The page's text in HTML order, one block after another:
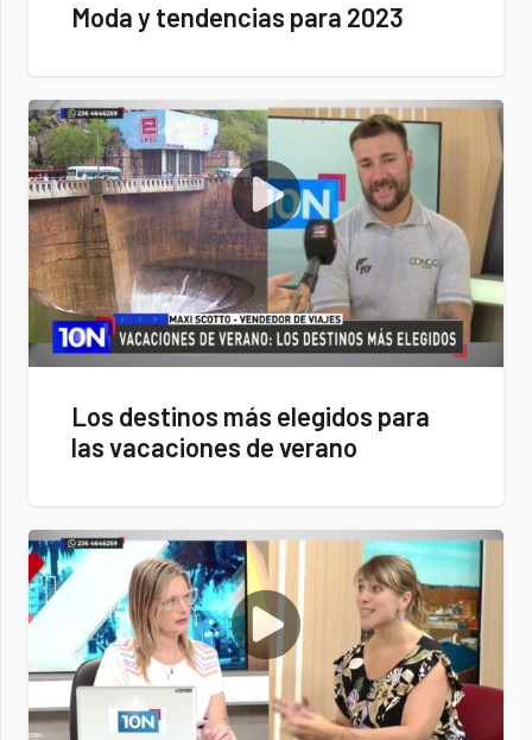
Moda y tendencias para 2023
Los destinos más elegidos para
las vacaciones de verano